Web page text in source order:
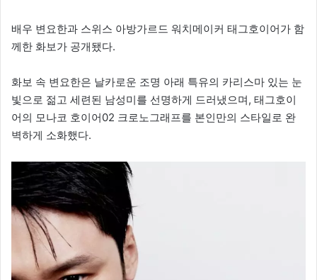
배우 변요한과 스위스 아방가르드 워치메이커 태그호이어가 함
께한 화보가 공개됐다.
화보 속 변요한은 날카로운 조명 아래 특유의 카리스마 있는 눈
빛으로 젊고 세련된 남성미를 선명하게 드러냈으며, 태그호이
어의 모나코 호이어02 크로노그래프를 본인만의 스타일로 완
벽하게 소화했다.